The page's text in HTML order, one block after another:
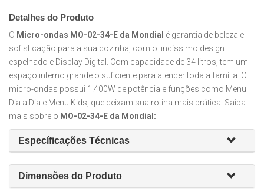
Detalhes do Produto
O Micro-ondas MO-02-34-E da Mondial é garantia de beleza e
sofisticação para a sua cozinha, com o lindíssimo design
espelhado e Display Digital. Com capacidade de 34 litros, tem um
espaço interno grande o suficiente para atender toda a família. O
micro-ondas possui 1.400W de potência e funções como Menu
Dia a Dia e Menu Kids, que deixam sua rotina mais prática. Saiba
mais sobre o MO-02-34-E da Mondial:
Específicações Técnicas
Dimensões do Produto